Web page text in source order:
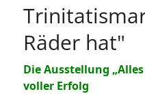
Räder hat"
Die Ausstellung
voller Erfolg